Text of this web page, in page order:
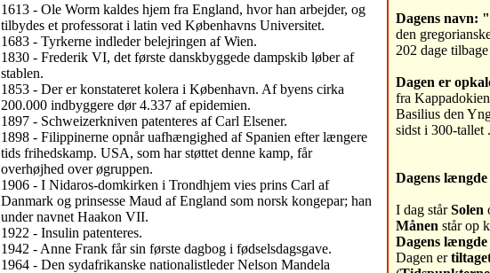
1613 - Ole Worm kaldes hjem fra England, hvor han arbejder, og
tilbydes et professorat i latin ved Københavns Universitet.
1683 - Tyrkerne indleder belejringen af Wien.
1830 - Frederik VI, det første danskbyggede dampskib løber af
stablen.
1853 - Der er konstateret kolera i København. Af byens cirka
200.000 indbyggere dør 4.337 af epidemien.
1897 - Schweizerkniven patenteres af Carl Elsener.
1898 - Filippinerne opnår uafhængighed af Spanien efter længere
tids frihedskamp. USA, som har støttet denne kamp, får
overhøjhed over øgruppen.
1906 - I Nidaros-domkirken i Trondhjem vies prins Carl af
Danmark og prinsesse Maud af England som norsk kongepar; han
under navnet Haakon VII.
1922 - Insulin patenteres.
1942 - Anne Frank får sin første dagbog i fødselsdagsgave.
1964 - Den sydafrikanske nationalistleder Nelson Mandela
Dagens navn:
den
202 dage
Dagen er
fra
Basilius den
sidst i 300-tallet
Dagens længde
I dag stårSolen
Månen står op
Dagens længde
Dagen er